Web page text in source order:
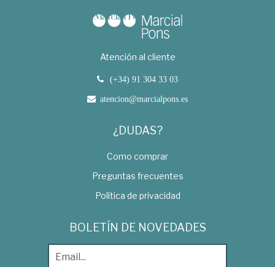
Atención al cliente
(+34) 91 304 33 03
atencion@marcialpons.es
¿DUDAS?
Como comprar
Preguntas frecuentes
Política de privacidad
BOLETÍN DE NOVEDADES